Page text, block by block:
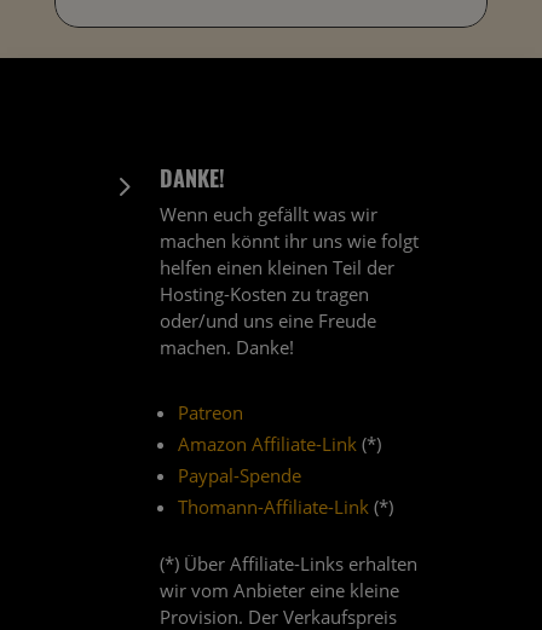
5 DANKE!
Wenn euch gefällt was wir
machen könnt ihr uns wie folgt
helfen einen kleinen Teil der
Hosting-Kosten zu tragen
oder/und uns eine Freude
machen. Danke!
Patreon
Amazon Affiliate-Link(*)
Paypal-Spende
Thomann-Affiliate-Link(*)
(*) Über Affiliate-Links erhalten
wir vom Anbieter eine kleine
Provision. Der Verkaufspreis